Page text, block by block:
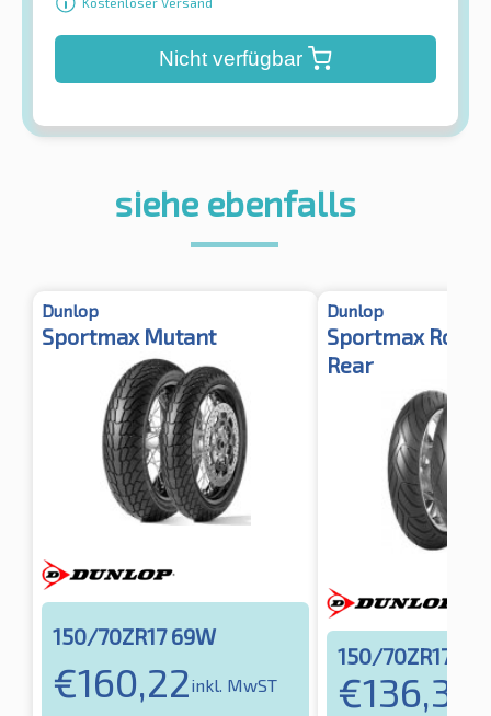
Nicht verfügbar
siehe ebenfalls
Dunlop
Sportmax Mutant
150/70ZR17 69W
€160,22inkl. MwST
Dunlop
Sportmax
Rear
150/70ZR17
€136,38